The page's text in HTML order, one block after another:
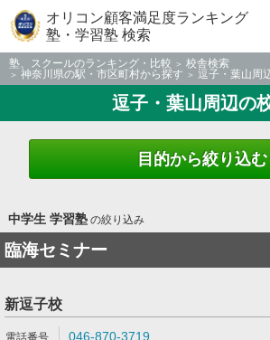
オリコン顧客満足度ランキング
塾・学習塾 検索
塾、スクールのランキング・比較
校舎検索
神奈川県の駅・市区町村から探す
逗子・葉山周
逗子・葉山周辺の
目的から絞り込む
中学生 学習塾の絞り込み
臨海セミナー
新逗子校
046-870-3719